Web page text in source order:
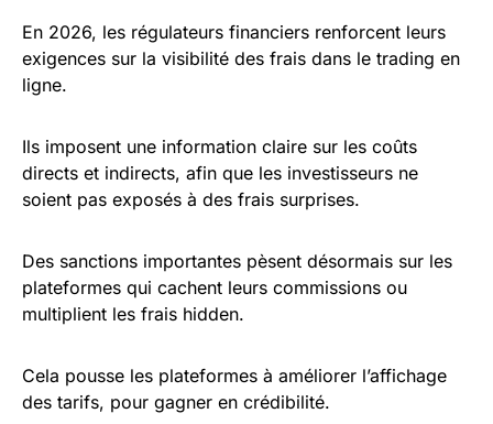
En 2026, les régulateurs financiers renforcent leurs
exigences sur la visibilité des frais dans le trading en
ligne.
Ils imposent une information claire sur les coûts
directs et indirects, afin que les investisseurs ne
soient pas exposés à des frais surprises.
Des sanctions importantes pèsent désormais sur les
plateformes qui cachent leurs commissions ou
multiplient les frais hidden.
Cela pousse les plateformes à améliorer l’affichage
des tarifs, pour gagner en crédibilité.